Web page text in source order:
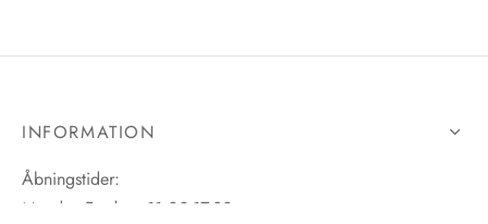
INFORMATION
Åbningstider:
Mandag-Fredag: 11.00-17.30